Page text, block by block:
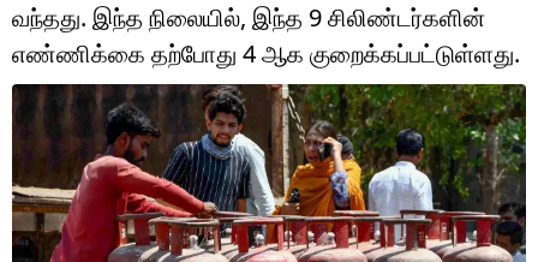
டெக்னாலஜி
ஆன்மீகம்
வைரல்
ஹெஃல்த்
ஷார்ட் வீடியோஸ்
வந்தது. இந்த நிலையில், இந்த 9 சிலிண்டர்களின்
எண்ணிக்கை தற்போது 4 ஆக குறைக்கப்பட்டுள்ளது.